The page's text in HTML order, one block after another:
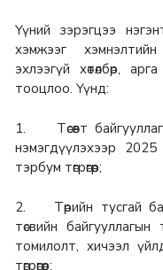
Үүний зэрэгцээ
хэмжээг
эхлээгүй хөтөлбөр,
тооцлоо. Үүнд:
1. Төсөвт
нэмэгдүүлэхээр
тэрбум төгрөгөөр;
2. Төрийн тусгай
төсвийн
томилолт, хичээл
төгрөгөөр;